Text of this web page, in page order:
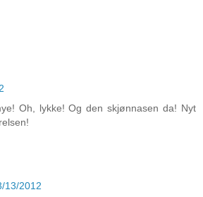
Oh, lykke! Og den skjønnasen da! Nyt
13/2012